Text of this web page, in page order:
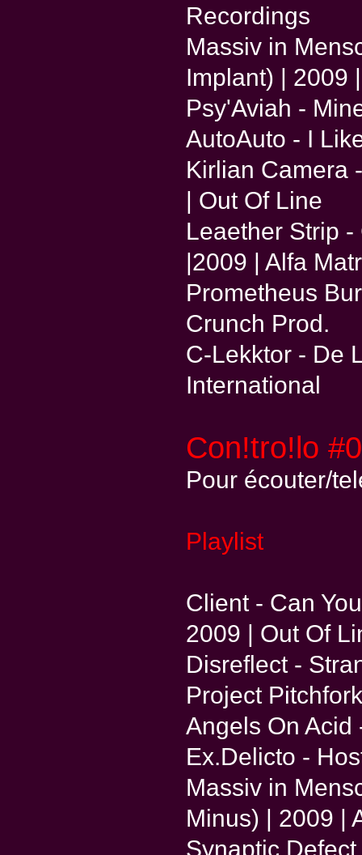
Recordings
Massiv in
Implant) | 2009
Psy'Aviah -
AutoAuto - I
Kirlian Camera
| Out Of Line
Leaether Strip
|2009 | Alfa
Prometheus
Crunch Prod.
C-Lekktor - De
International
Con!tro!lo
Pour écouter/
Playlist
Client - Can
2009 | Out Of
Disreflect -
Project
Angels On Acid
Ex.Delicto -
Massiv in
Minus) | 2009 |
Synaptic